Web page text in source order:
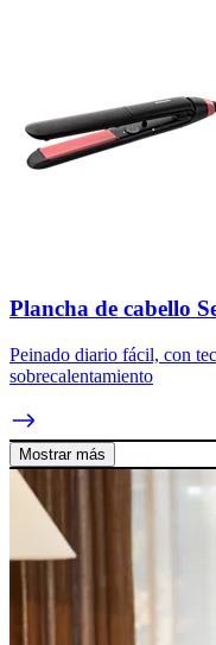
Plancha de cabello
Peinado diario fácil, con
sobrecalentamiento
Mostrar más